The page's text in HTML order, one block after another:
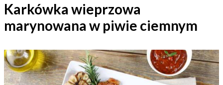
Karkówka wieprzowa
marynowana w piwie ciemnym